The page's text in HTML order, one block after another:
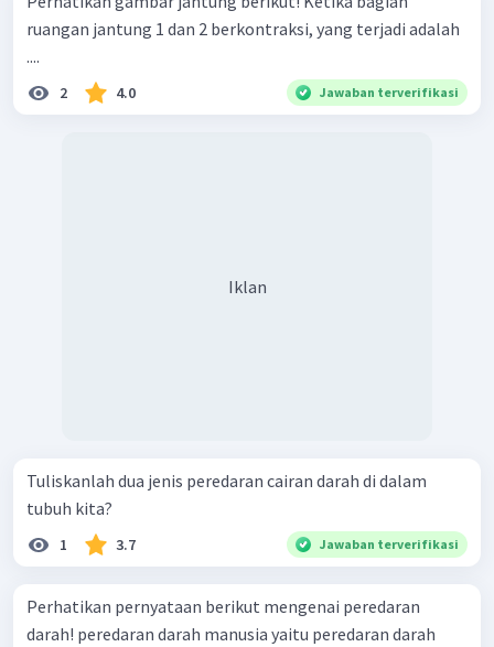
ruangan jantung 1 dan 2 berkontraksi, yang terjadi adalah
....
2 4.0 Jawaban terverifikasi
Iklan
Tuliskanlah dua jenis peredaran cairan darah di dalam
tubuh kita?
1 3.7 Jawaban terverifikasi
Perhatikan pernyataan berikut mengenai peredaran
darah! peredaran darah manusia yaitu peredaran darah